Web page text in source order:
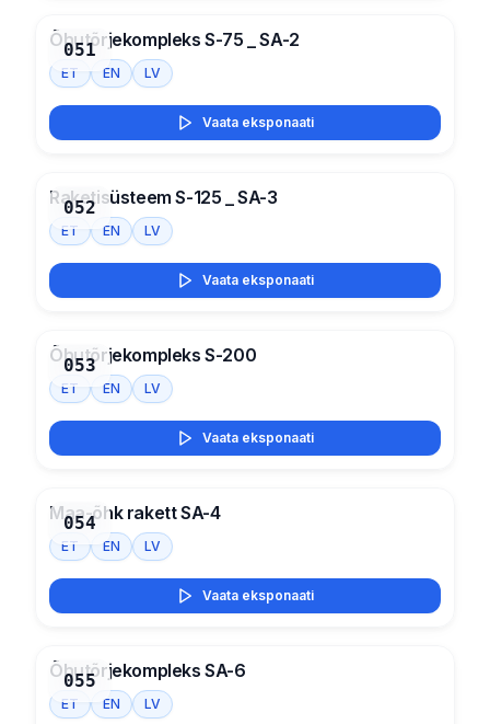
051
Õhutõrjekompleks S-75 _ SA-2
ET EN LV
Vaata eksponaati
052
Raketisüsteem S-125 _ SA-3
ET EN LV
Vaata eksponaati
053
Õhutõrjekompleks S-200
ET EN LV
Vaata eksponaati
054
Maa-õhk rakett SA-4
ET EN LV
Vaata eksponaati
055
Õhutõrjekompleks SA-6
ET EN LV